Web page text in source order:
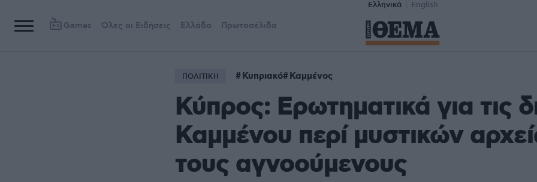
Ελληνικά English
Games Όλες οι Ειδήσεις Ελλάδα Πρωτοσέλιδα
ΠΟΛΙΤΙΚΗ Κυπριακό Καμμένος
Κύπρος: Ερωτηματικά για τις
Καμμένου περί μυστικών
τους αγνοούμενους